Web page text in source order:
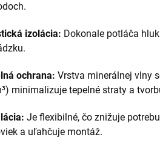
izolácia: Dokonale potláča
ochrana: Vrstva minerálnej vlny
minimalizuje tepelné straty a
Je flexibilné, čo znižuje
a uľahčuje montáž.